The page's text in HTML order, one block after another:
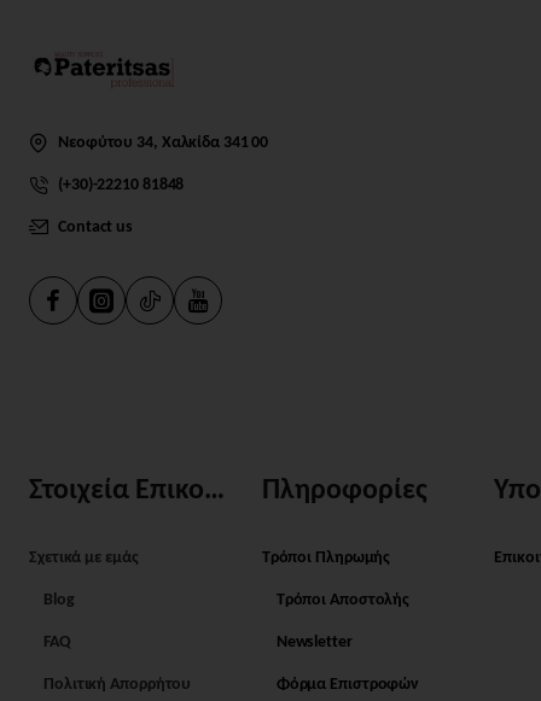
Νεοφύτου 34, Χαλκίδα 341 00
(+30)-22210 81848
Contact us
Στοιχεία Επικοινωνίας
Σχετικά με εμάς
Blog
FAQ
Πολιτική Απορρήτου
Πληροφορίες
Τρόποι Πληρωμής
Τρόποι Αποστολής
Newsletter
Φόρμα Επιστροφών